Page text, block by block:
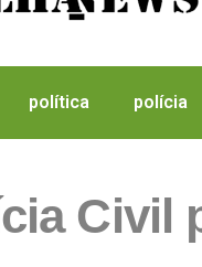
política polícia
Civil